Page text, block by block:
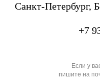
Санкт-Петербург,
+7
Если у
пишите на